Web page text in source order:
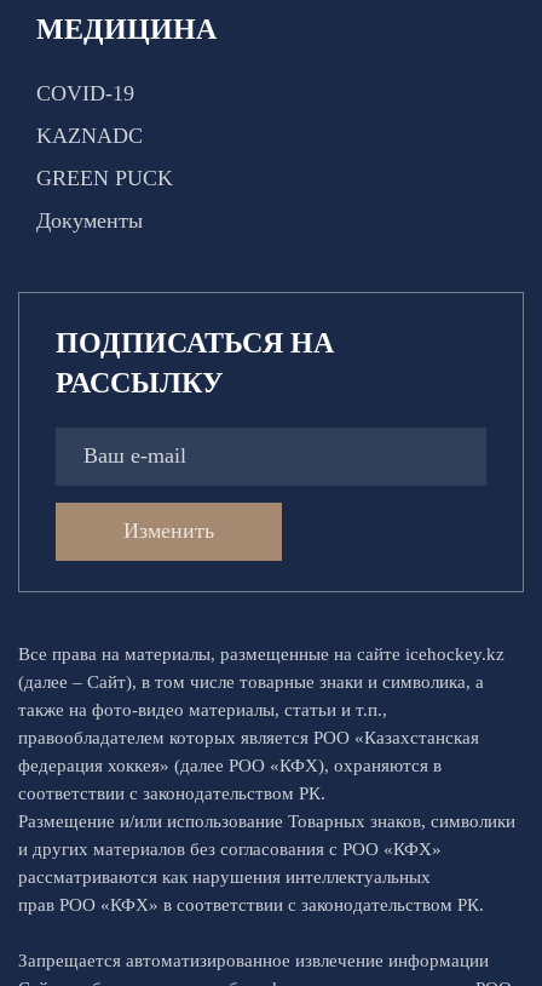
МЕДИЦИНА
COVID-19
KAZNADC
GREEN PUCK
Документы
ПОДПИСАТЬСЯ НА
РАССЫЛКУ
Изменить
Все права на материалы, размещенные на сайте icehockey.kz
(далее – Сайт), в том числе товарные знаки и символика, а
также на фото-видео материалы, статьи и т.п.,
правообладателем которых является РОО «Казахстанская
федерация хоккея» (далее РОО «КФХ), охраняются в
соответствии с законодательством РК.
Размещение и/или использование Товарных знаков, символики
и других материалов без согласования с РОО «КФХ»
рассматриваются как нарушения интеллектуальных
прав РОО «КФХ» в соответствии с законодательством РК.
Запрещается автоматизированное извлечение информации